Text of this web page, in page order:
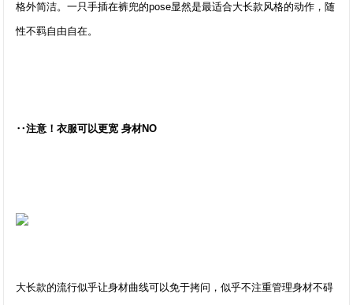
格外简洁。一只手插在裤兜的pose显然是最适合大长款风格的动作，随
性不羁自由自在。
‥注意！衣服可以更宽 身材NO
大长款的流行似乎让身材曲线可以免于拷问，似乎不注重管理身材不碍